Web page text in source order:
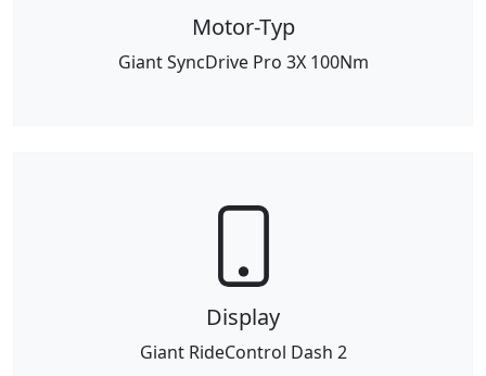
Motor-Typ
Giant SyncDrive Pro 3X 100Nm
Display
Giant RideControl Dash 2